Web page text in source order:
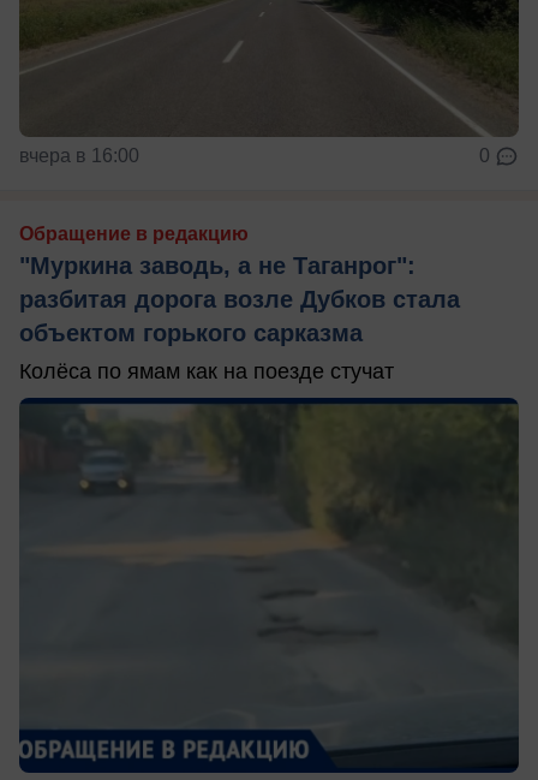
вчера в 16:00 0
Обращение в редакцию
"Муркина заводь, а не Таганрог":
разбитая дорога возле Дубков стала
объектом горького сарказма
Колёса по ямам как на поезде стучат